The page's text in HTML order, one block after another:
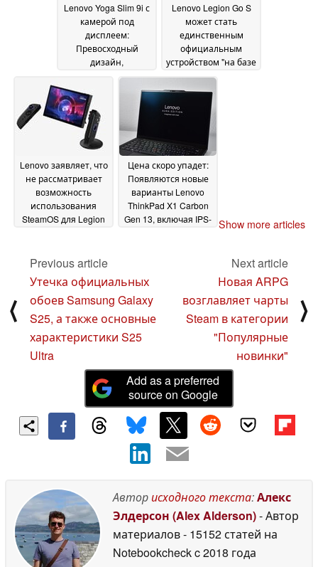
Lenovo Yoga Slim 9i с
камерой под
дисплеем:
Превосходный
дизайн,
подведенный
ужасной работой
камеры
10 January 2025
Lenovo Legion Go S
может стать
единственным
официальным
устройством "на базе
SteamOS" на
некоторое время
January 2025
Lenovo заявляет, что
не рассматривает
возможность
использования
SteamOS для Legion
Цена скоро упадет:
Появляются новые
варианты Lenovo
ThinkPad X1 Carbon
Gen 13, включая IPS- Show more articles
⟨
Previous article
Утечка официальных
обоев Samsung Galaxy
S25, а также основные
характеристики S25
Ultra
Next article
Новая ARPG
возглавляет чарты
Steam в категории
"Популярные
новинки"
⟩
Add as a preferred
source on Google
Авторисходного текста:Алекс
Элдерсон (Alex Alderson)- Автор
материалов- 15152 статей на
Notebookcheckc 2018 года